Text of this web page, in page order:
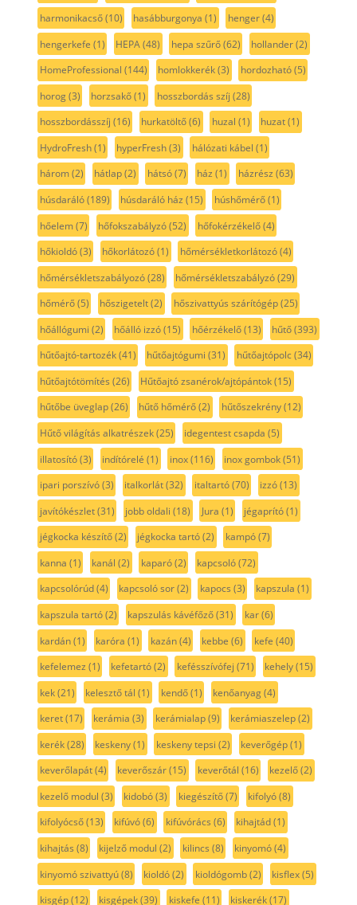
harmonikacső(10) hasábburgonya (1) henger(4)
hengerkefe (1) HEPA(48) hepa szűrő(62) hollander(2)
HomeProfessional (144) homlokkerék(3) hordozható(5)
horog(3) horzsakő(1) hosszbordás szíj (28)
hosszbordásszíj (16) hurkatöltő(6) huzal (1) huzat(1)
HydroFresh(1) hyperFresh(3) hálózati kábel (1)
három(2) hátlap(2) hátsó(7) ház (1) házrész (63)
húsdaráló(189) húsdaráló ház (15) húshőmérő(1)
hőelem(7) hőfokszabályzó(52) hőfokérzékelő(4)
hőkioldó(3) hőkorlátozó(1) hőmérsékletkorlátozó(4)
hőmérsékletszabályozó(28) hőmérsékletszabályzó(29)
hőmérő(5) hőszigetelt(2) hőszivattyús szárítógép(25)
hőállógumi (2) hőálló izzó(15) hőérzékelő(13) hűtő(393)
hűtőajtó-tartozék(41) hűtőajtógumi (31) hűtőajtópolc(34)
hűtőajtótömítés (26) Hűtőajtó zsanérok/ajtópántok(15)
hűtőbe üveglap(26) hűtő hőmérő(2) hűtőszekrény(12)
Hűtő világítás alkatrészek(25) idegentest csapda (5)
illatosító(3) indítórelé (1) inox(116) inox gombok(51)
ipari porszívó(3) italkorlát(32) italtartó(70) izzó(13)
javítókészlet(31) jobb oldali (18) Jura (1) jégaprító(1)
jégkocka készítő(2) jégkocka tartó(2) kampó(7)
kanna (1) kanál (2) kaparó(2) kapcsoló(72)
kapcsolórúd(4) kapcsoló sor(2) kapocs (3) kapszula (1)
kapszula tartó(2) kapszulás kávéfőző(31) kar(6)
kardán(1) karóra (1) kazán(4) kebbe (6) kefe (40)
kefelemez (1) kefetartó(2) kefésszívófej (71) kehely(15)
kek(21) kelesztő tál (1) kendő(1) kenőanyag(4)
keret(17) kerámia (3) kerámialap(9) kerámiaszelep(2)
kerék(28) keskeny(1) keskeny tepsi (2) keverőgép(1)
keverőlapát(4) keverőszár(15) keverőtál (16) kezelő(2)
kezelő modul (3) kidobó(3) kiegészítő(7) kifolyó(8)
kifolyócső(13) kifúvó(6) kifúvórács (6) kihajtád(1)
kihajtás (8) kijelző modul (2) kilincs (8) kinyomó(4)
kinyomó szivattyú(8) kioldó(2) kioldógomb(2) kisflex(5)
kisgép(12) kisgépek(39) kiskefe (11) kiskerék(17)